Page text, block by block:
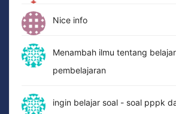
Nice info
Menambah ilmu tentang
pembelajaran
ingin belajar soal - soal pppk